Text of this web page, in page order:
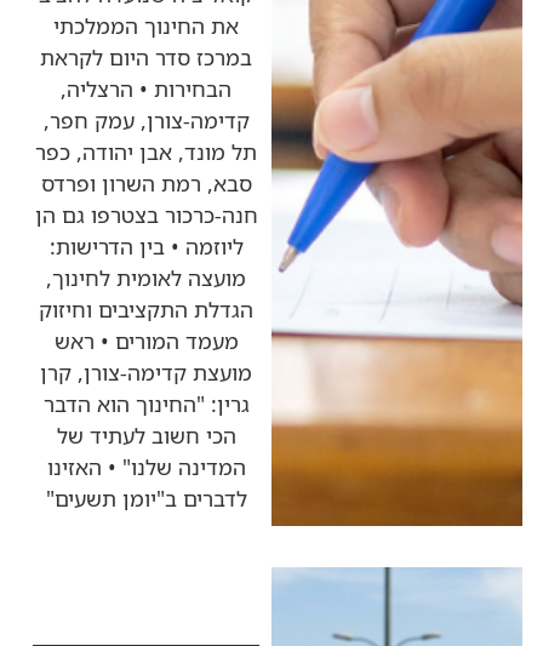
את החינוך הממלכתי
במרכז סדר היום לקראת
הבחירות • הרצליה,
קדימה-צורן, עמק חפר,
תל מונד, אבן יהודה, כפר
סבא, רמת השרון ופרדס
חנה-כרכור בצטרפו גם הן
ליוזמה • בין הדרישות:
מועצה לאומית לחינוך,
הגדלת התקציבים וחיזוק
מעמד המורים • ראש
מועצת קדימה-צורן, קרן
גרין: "החינוך הוא הדבר
הכי חשוב לעתיד של
המדינה שלנו" • האזינו
לדברים ב"יומן תשעים"